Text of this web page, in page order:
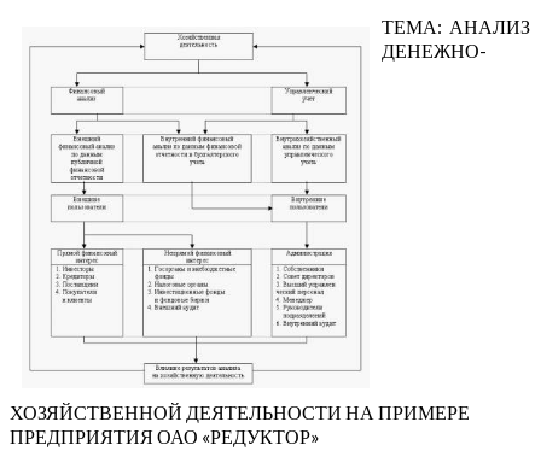
ТЕМА: АНАЛИЗ
ДЕНЕЖНО-
ХОЗЯЙСТВЕННОЙ ДЕЯТЕЛЬНОСТИ НА ПРИМЕРЕ
ПРЕДПРИЯТИЯ ОАО «РЕДУКТОР»